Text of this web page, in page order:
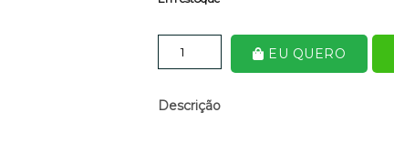
EU QUERO
Descrição